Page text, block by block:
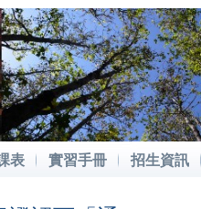
表 實習手冊 招生資訊